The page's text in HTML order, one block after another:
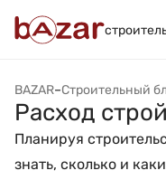
BAZAR–Строительный
Расход
Планируя
знать, сколько и